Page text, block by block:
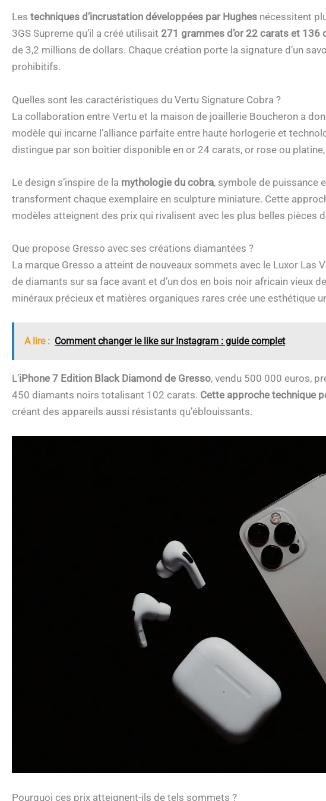
Les techniques d’incrustation développées par Hughes nécessitent
3GS Supreme qu’il a créé utilisait 271 grammes d’or 22 carats et 136
de 3,2 millions de dollars. Chaque création porte la signature d’un
prohibitifs.
Quelles sont les caractéristiques du Vertu Signature Cobra ?
La collaboration entre Vertu et la maison de joaillerie Boucheron a
modèle qui incarne l’alliance parfaite entre haute horlogerie et
distingue par son boîtier disponible en or 24 carats, or rose ou
Le design s’inspire de la mythologie du cobra, symbole de puissance
transforment chaque exemplaire en sculpture miniature. Cette
modèles atteignent des prix qui rivalisent avec les plus belles pièces
Que propose Gresso avec ses créations diamantées ?
La marque Gresso a atteint de nouveaux sommets avec le Luxor Las
de diamants sur sa face avant et d’un dos en bois noir africain vieux
minéraux précieux et matières organiques rares crée une esthétique
A lire : Comment changer le like sur Instagram : guide complet
L’iPhone 7 Edition Black Diamond de Gresso, vendu 500 000 euros,
450 diamants noirs totalisant 102 carats. Cette approche technique
créant des appareils aussi résistants qu’éblouissants.
Pourquoi ces prix atteignent-ils de tels sommets ?